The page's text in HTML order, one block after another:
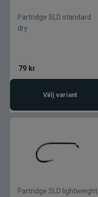
D.A.M
Guideline
Gunki
Partridge SLD standard
dry
79 kr
Välj variant
Partridge SLD lightweight